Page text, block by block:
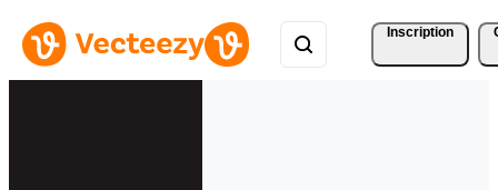
Inscription